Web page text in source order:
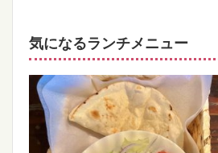
気になるランチメニュー